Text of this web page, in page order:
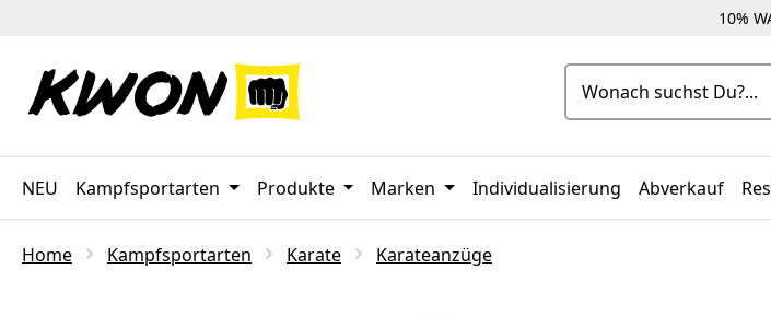
10%
NEU Kampfsportarten Produkte Marken Individualisierung Abverkauf
Home Kampfsportarten Karate Karateanzüge